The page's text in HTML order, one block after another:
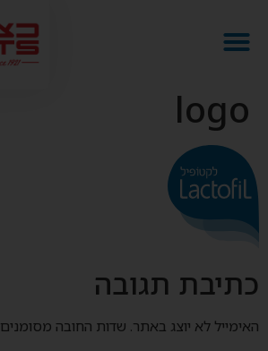
logo
כתיבת תגובה
האימייל לא יוצג באתר. שדות החובה מסומנים